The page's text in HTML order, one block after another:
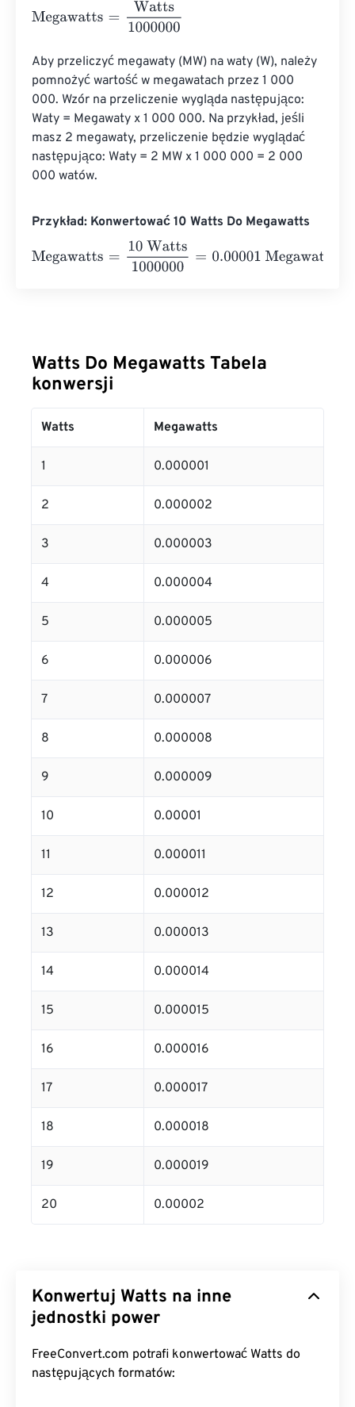
Megawatts = 1000000
Aby przeliczyć megawaty (MW) na waty (W), należy
pomnożyć wartość w megawatach przez 1 000
000. Wzór na przeliczenie wygląda następująco:
Waty = Megawaty x 1 000 000. Na przykład, jeśli
masz 2 megawaty, przeliczenie będzie wyglądać
następująco: Waty = 2 MW x 1 000 000 = 2 000
000 watów.
Przykład: Konwertować 10 Watts Do Megawatts
Megawatts = 10 Watts1000000 0.00001 Megawatts
Watts Do Megawatts Tabela
konwersji
Watts Megawatts
1 0.000001
2 0.000002
3 0.000003
4 0.000004
5 0.000005
6 0.000006
7 0.000007
8 0.000008
9 0.000009
10 0.00001
11 0.000011
12 0.000012
13 0.000013
14 0.000014
15 0.000015
16 0.000016
17 0.000017
18 0.000018
19 0.000019
20 0.00002
Konwertuj Watts na inne
jednostki power
FreeConvert.com potrafi konwertować Watts do
następujących formatów: